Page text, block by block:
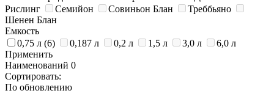
Рислинг
Семийон Совиньон Блан
Треббьяно
Шенен Блан
Емкость
0,75 л (6) 0,187 л 0,2 л 1,5 л 3,0 л
6,0 л
Применить
Наименований 0
Сортировать:
По обновлению